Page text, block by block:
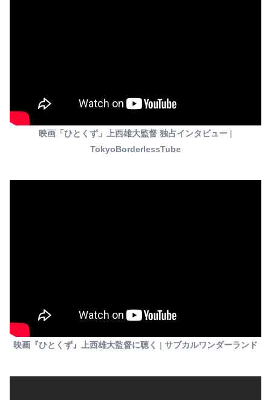
映画「ひとくず」上西雄大監督 独占インタビュー |
TokyoBorderlessTube
映画『ひとくず』上西雄大監督に聴く | サブカルワンダーランド